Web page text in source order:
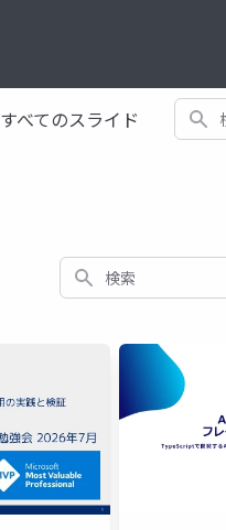
すべてのスライド 検索
検索